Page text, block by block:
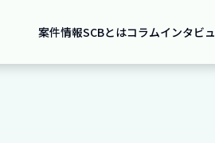
案件情報SCBとはコラムインタビ